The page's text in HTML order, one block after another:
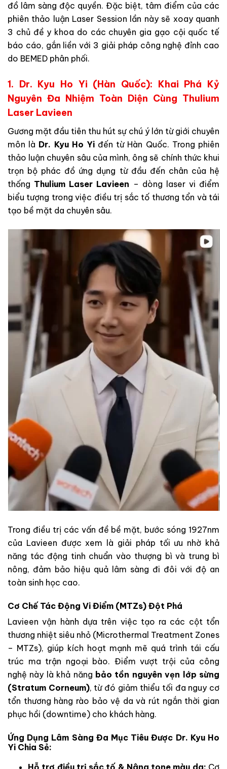
đồ lâm sàng độc quyền. Đặc biệt, tâm điểm của các
phiên thảo luận Laser Session lần này sẽ xoay quanh
3 chủ đề y khoa do các chuyên gia gạo cội quốc tế
báo cáo, gắn liền với 3 giải pháp công nghệ đỉnh cao
do BEMED phân phối.
1. Dr. Kyu Ho Yi (Hàn Quốc): Khai Phá Kỷ
Nguyên Đa Nhiệm Toàn Diện Cùng Thulium
Laser Lavieen
Gương mặt đầu tiên thu hút sự chú ý lớn từ giới chuyên
môn là Dr. Kyu Ho Yiđến từ Hàn Quốc. Trong phiên
thảo luận chuyên sâu của mình, ông sẽ chính thức khui
trọn bộ phác đồ ứng dụng từ đầu đến chân của hệ
thống Thulium Laser Lavieen – dòng laser vi điểm
biểu tượng trong việc điều trị sắc tố thương tổn và tái
tạo bề mặt da chuyên sâu.
Trong điều trị các vấn đề bề mặt, bước sóng 1927nm
của Lavieen được xem là giải pháp tối ưu nhờ khả
năng tác động tinh chuẩn vào thượng bì và trung bì
nông, đảm bảo hiệu quả lâm sàng đi đôi với độ an
toàn sinh học cao.
Cơ Chế Tác Động Vi Điểm (MTZs) Đột Phá
Lavieen vận hành dựa trên việc tạo ra các cột tổn
thương nhiệt siêu nhỏ (Microthermal Treatment Zones
– MTZs), giúp kích hoạt mạnh mẽ quá trình tái cấu
trúc ma trận ngoại bào. Điểm vượt trội của công
nghệ này là khả năng bảo tồn nguyên vẹn lớp sừng
(Stratum Corneum), từ đó giảm thiểu tối đa nguy cơ
tổn thương hàng rào bảo vệ da và rút ngắn thời gian
phục hồi (downtime) cho khách hàng.
Ứng Dụng Lâm Sàng Đa Mục Tiêu Được Dr. Kyu Ho
Yi Chia Sẻ:
Hỗ trợ điều trị sắc tố & Nâng tone màu da: Cơ